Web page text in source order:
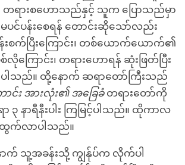
ရားစဟောသည်နှင့် သူက ပြောသည်မှာ
ပင်ပန်းစေရန် တောင်းဆိုသော်လည်း
းစက်ပြီးကြောင်း၊ တစ်ယောက်ယောက်၏
လိုကြောင်း၊ တရားဟောရန် ဆုံးဖြတ်ပြီး
ောပါသည်။ ထို့နောက် ဆရာတော်ကြီးသည်
း အားလုံး၏ အခြေခံတရားတော်ကို
နာရီနီးပါး ကြမြင့်ပါသည်။ ထိုကာလ
က်လာပါသည်။
ောက် သူ့အခန်းသို့ ကျွန်ုပ်က လိုက်ပါ